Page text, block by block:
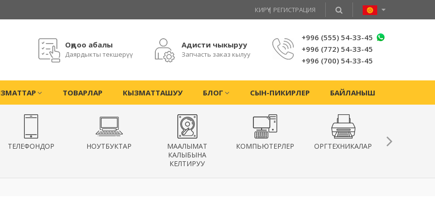
КИРҮҮ | РЕГИСТРАЦИЯ
Оңдоо абалы
Даярдыкты текшерүү
Адисти чыкыруу
Запчасть заказ кылуу
+996 (555) 54-33-45
+996 (772) 54-33-45
+996 (700) 54-33-45
ТОВАРЛАР КЫЗМАТТАШУУ БЛОГ СЫН-ПИКИРЛЕР БАЙЛАНЫШ
ТЕЛЕФОНДОР НОУТБУКТАР
МААЛЫМАТ
КАЛЫБЫНА
КЕЛТИРУУ
КОМПЬЮТЕРЛЕР ОРГТЕХНИКАЛАР